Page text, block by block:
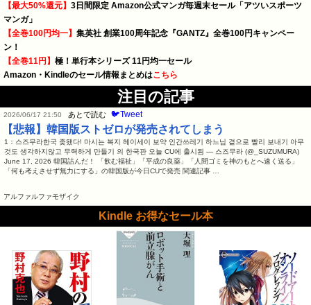
【最大50%還元】 3日間限定 Amazon公式マンガ毎週末セール「アツいスポーツ
マンガ」
【全巻100円均一】 集英社 創業100周年記念『GANTZ』全巻100円キャンペー
ン！
【全巻11円】 極！単行本シリーズ 11円均一セール
Amazon・Kindleのセール情報まとめはこちら
注目の記事
2026/06/17 21:50 あとで読む 🐦Tweet
【悲報】韓国版ストゼロが発売されてしまう
1：스즈무라한국 좆됐다! 마시는 복지 헤이세이 보약 인간쓰레기 하느님 곁으로 빨리 보내기 아무
것도 생각하지않고 무력하게 만들기 의 한국판 오늘 CU에 출시됨 — 스즈무라 (@_SUZUMURA)
June 17, 2026 韓国詰んだ！ 「飲む福祉」「平成の良薬」「人間ゴミを神のもとへ速く送る」
「何も考えさせず無力にする」の韓国版が今日CUで発売 関連記事 …
アルファルファモザイク
Kindle お得なセール本